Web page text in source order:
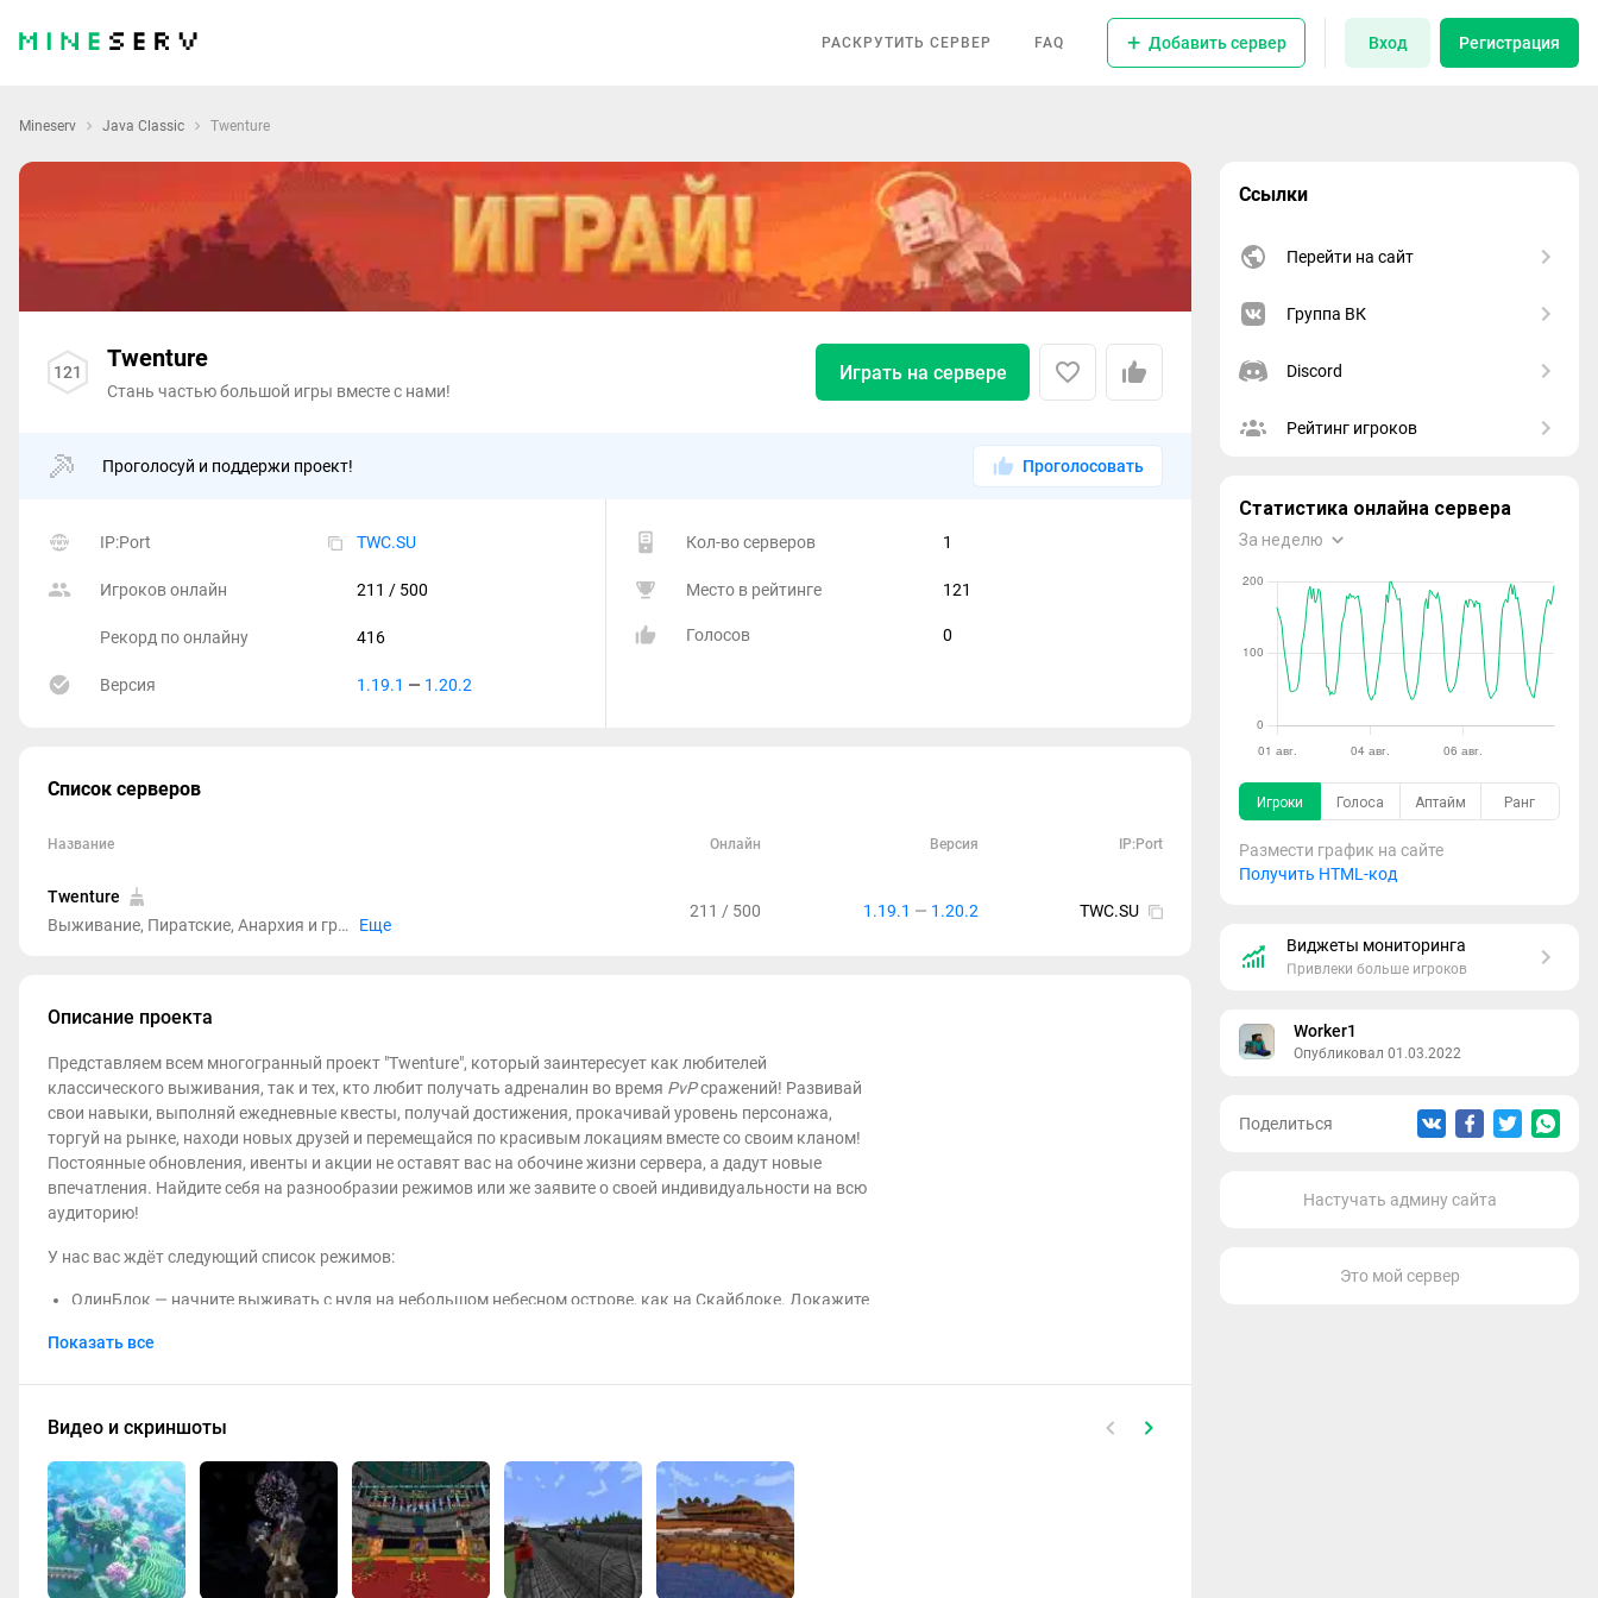
РАСКРУТИТЬ СЕРВЕР FAQ Добавить сервер Вход Регистрация
Mineserv Java Classic Twenture
121 Twenture
Стань частью большой игры вместе с нами!
Играть на сервере
Проголосуй и поддержи проект! Проголосовать
IP:Port TWC.SU
Игроков онлайн 211 / 500
Рекорд по онлайну 416
Версия 1.19.1 — 1.20.2
Кол-во серверов 1
Место в рейтинге 121
Голосов 0
Список серверов
Название Онлайн Версия IP:Port
Twenture
Выживание, Пиратские, Анархия и гриф, Roleplay, Quake, Deathrun, Сплиф, Murder Mystery, Egg Wars, Марио пати, Битва замков, Лаки блоки, Голодные игры, Bed Wars, Прятки, TNT Run, Sky Wars, Build battle, Паркур, Among Us, Skyblock, Моб арена, Без дюпа, Магазины, Авто-шахта, Кит старт, PVP, Кланы, Свадьбы, Питомцы, Работы, Кейсы, Вампиризм, Пейнтбол
Еще
211 / 500 1.19.1 — 1.20.2 TWC.SU
Описание проекта
Представляем всем многогранный проект "Twenture", который заинтересует как любителей
классического выживания, так и тех, кто любит получать адреналин во время PvPсражений! Развивай
свои навыки, выполняй ежедневные квесты, получай достижения, прокачивай уровень персонажа,
торгуй на рынке, находи новых друзей и перемещайся по красивым локациям вместе со своим кланом!
Постоянные обновления, ивенты и акции не оставят вас на обочине жизни сервера, а дадут новые
впечатления. Найдите себя на разнообразии режимов или же заявите о своей индивидуальности на всю
аудиторию!
У нас вас ждёт следующий список режимов:
ОдинБлок — начните выживать с нуля на небольшом небесном острове, как на Скайблоке. Докажите
попадите в историю сервера!
Анархия — докажите абсолютно каждому, что вы лучше всех во всём! Уничтожайте игроков и
Также на сервере есть куча других интересных механик и возможностей:
Красивые локации и постройки
Питомцы
Кланы
Показать все
Видео и скриншоты
Ссылки
Перейти на сайт
Группа ВК
Discord
Рейтинг игроков
Размести график на сайте
Получить HTML-код
Виджеты мониторинга
Привлеки больше игроков
Worker1
Опубликовал 01.03.2022
Поделиться
Настучать админу сайта
Это мой сервер